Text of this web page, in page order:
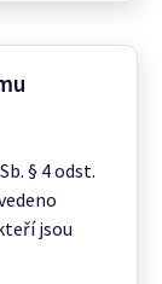
§ 4 odst.
jsou